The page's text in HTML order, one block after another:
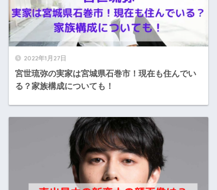
2022年1月27日
宮世琉弥の実家は宮城県石巻市！現在も住んでい
る？家族構成についても！